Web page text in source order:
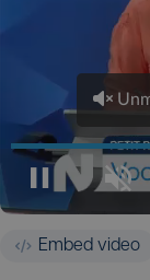
Embed video